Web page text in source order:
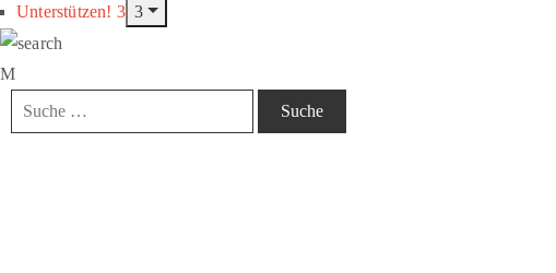
Unterstützen!